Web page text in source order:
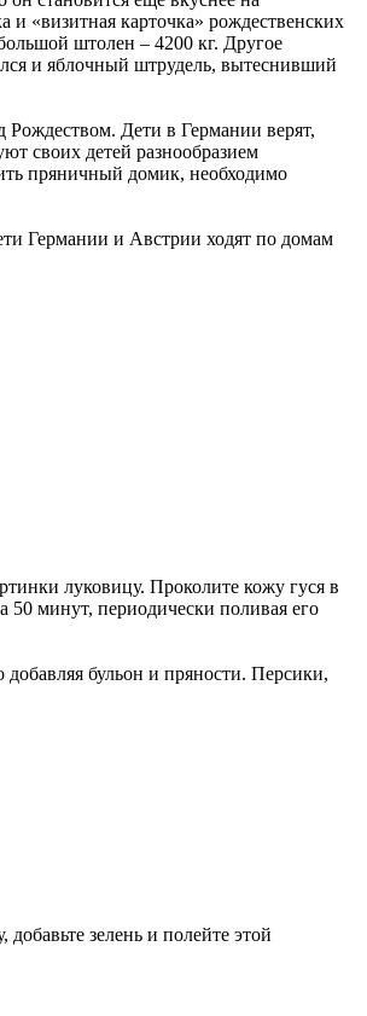
«визитная карточка» рождественских
штолен – 4200 кг. Другое
и яблочный штрудель, вытеснивший
Рождеством. Дети в Германии верят,
своих детей разнообразием
пряничный домик, необходимо
Германии и Австрии ходят по домам
луковицу. Проколите кожу гуся в
50 минут, периодически поливая его
бульон и пряности. Персики,
зелень и полейте этой